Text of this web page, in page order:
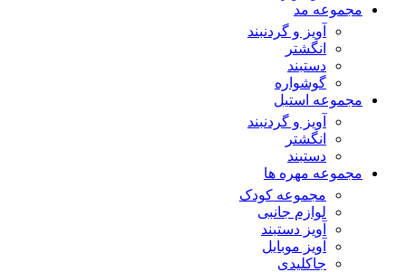
مجموعه مد
آویز و گردنبند
انگشتر
دستبند
گوشواره
مجموعه استیل
آویز و گردنبند
انگشتر
دستبند
مجموعه مهره ها
مجموعه کودک
لوازم جانبی
آویز دستبند
آویز موبایل
جاکلیدی